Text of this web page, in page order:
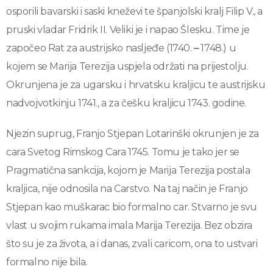
osporili bavarski i saski kneževi te španjolski kralj Filip V., a
pruski vladar Fridrik II. Veliki je i napao Šlesku. Time je
započeo Rat za austrijsko nasljeđe (1740.–1748.) u
kojem se Marija Terezija uspjela održati na prijestolju.
Okrunjena je za ugarsku i hrvatsku kraljicu te austrijsku
nadvojvotkinju 1741., a za češku kraljicu 1743. godine.
Njezin suprug, Franjo Stjepan Lotarinški okrunjen je za
cara Svetog Rimskog Cara 1745. Tomu je tako jer se
Pragmatična sankcija, kojom je Marija Terezija postala
kraljica, nije odnosila na Carstvo. Na taj način je Franjo
Stjepan kao muškarac bio formalno car. Stvarno je svu
vlast u svojim rukama imala Marija Terezija. Bez obzira
što su je za života, a i danas, zvali caricom, ona to ustvari
formalno nije bila.